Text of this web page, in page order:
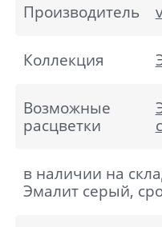
Производитель
Коллекция
Возможные
расцветки
в наличии на
Эмалит серый,